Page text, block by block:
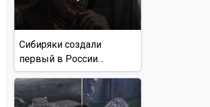
Сибиряки создали
первый в России
документальный фильм
с использованием ИИ